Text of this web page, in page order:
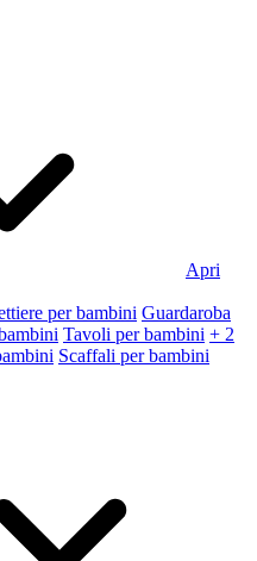
Apri
per bambini Guardaroba
Tavoli per bambini + 2
Scaffali per bambini